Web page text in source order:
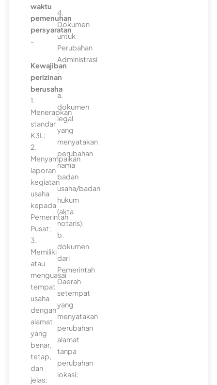
waktu
pemenuhan
persyaratan
-
Kewajiban
perizinan
berusaha
1.
Menerapkan
standar
K3L;
2.
Menyampaikan
laporan
kegiatan
usaha
kepada
Pemerintah
Pusat;
3.
Memiliki
atau
menguasai
tempat
usaha
dengan
alamat
yang
benar,
tetap,
dan
jelas;
4.
Dokumen
untuk
Perubahan
Administrasi
:
a.
dokumen
legal
yang
menyatakan
perubahan
nama
badan
usaha/badan
hukum
(akta
notaris);
b.
dokumen
dari
Pemerintah
Daerah
setempat
yang
menyatakan
perubahan
alamat
tanpa
perubahan
lokasi;